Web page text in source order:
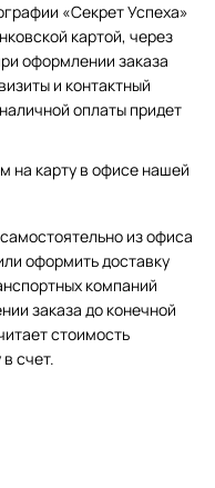
«Секрет Успеха»
картой, через
оформлении заказа
и контактный
оплаты придет
на карту в офисе нашей
из офиса
оформить доставку
компаний
заказа до конечной
стоимость
счет.